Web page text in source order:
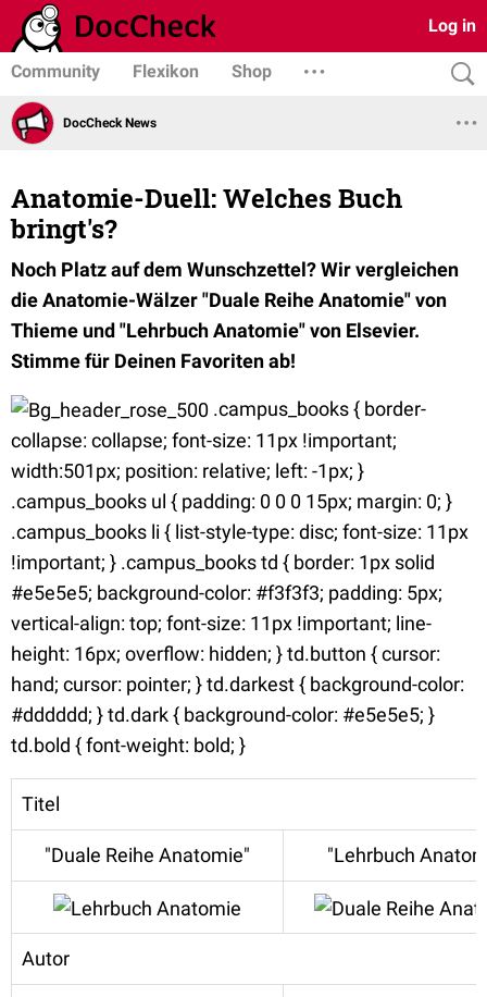
Log in
Community Flexikon Shop
DocCheck News
Anatomie-Duell: Welches Buch
bringt's?
Noch Platz auf dem Wunschzettel? Wir vergleichen
die Anatomie-Wälzer "Duale Reihe Anatomie" von
Thieme und "Lehrbuch Anatomie" von Elsevier.
Stimme für Deinen Favoriten ab!
.campus_books { border-
collapse: collapse; font-size: 11px !important;
width:501px; position: relative; left: -1px; }
.campus_books ul { padding: 0 0 0 15px; margin: 0; }
.campus_books li { list-style-type: disc; font-size: 11px
!important; } .campus_books td { border: 1px solid
#e5e5e5; background-color: #f3f3f3; padding: 5px;
vertical-align: top; font-size: 11px !important; line-
height: 16px; overflow: hidden; } td.button { cursor:
hand; cursor: pointer; } td.darkest { background-color:
#dddddd; } td.dark { background-color: #e5e5e5; }
td.bold { font-weight: bold; }
Titel
"Duale Reihe Anatomie" "Lehrbuch
Autor